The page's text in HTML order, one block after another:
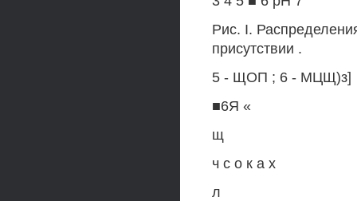
Рис. I.
присутствии .
5 - ЩОП ; 6 - МЦЩ)з]
■6Я «
щ
ч с о к а х
л